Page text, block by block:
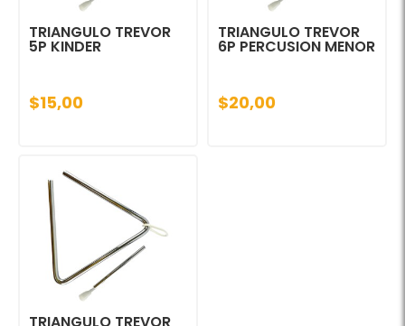
TRIANGULO TREVOR
5P KINDER
$15,00
TRIANGULO TREVOR
6P PERCUSION MENOR
$20,00